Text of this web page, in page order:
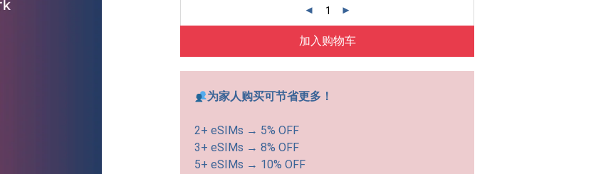
加入购物车
为家人购买可节省更多！
2+ eSIMs → 5% OFF
3+ eSIMs → 8% OFF
5+ eSIMs → 10% OFF